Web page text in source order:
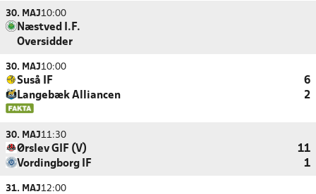
30. MAJ10:00
Næstved I.F.
Oversidder
30. MAJ10:00
Suså IF
6
Langebæk Alliancen
2
30. MAJ11:30
Ørslev GIF (V)
11
Vordingborg IF
1
31. MAJ12:00